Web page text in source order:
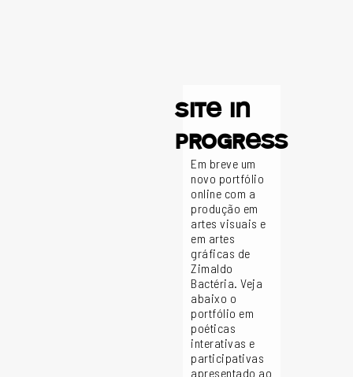
site in
progress
Em breve um
novo portfólio
online com a
produção em
artes visuais e
em artes
gráficas de
Zimaldo
Bactéria. Veja
abaixo o
portfólio em
poéticas
interativas e
participativas
apresentado ao